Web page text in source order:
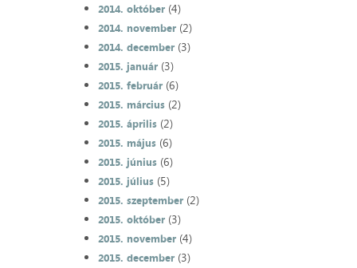
2014. október(4)
2014. november(2)
2014. december(3)
2015. január(3)
2015. február(6)
2015. március(2)
2015. április(2)
2015. május(6)
2015. június(6)
2015. július(5)
2015. szeptember(2)
2015. október(3)
2015. november(4)
2015. december(3)